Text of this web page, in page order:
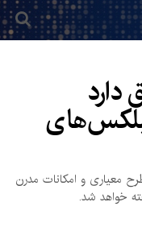
دارد
عصری با طرح معیاری و امکانات مدرن
خواهد شد.